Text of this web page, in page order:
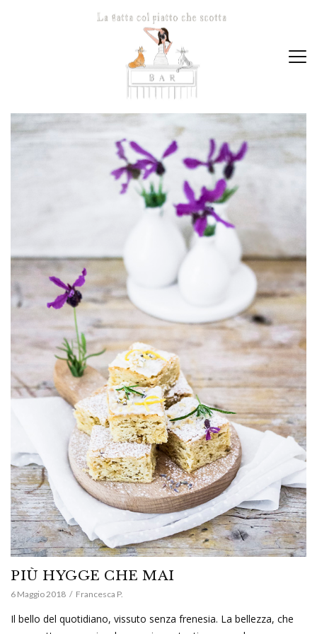
PIÙ HYGGE CHE MAI
6 Maggio 2018 Francesca P.
Il bello del quotidiano, vissuto senza frenesia. La bellezza, che